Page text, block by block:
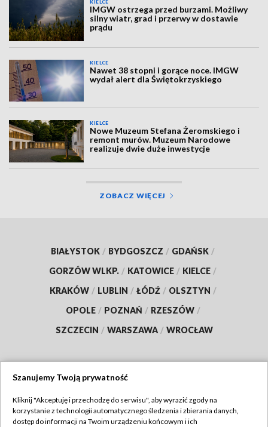
KIELCE
IMGW ostrzega przed burzami. Możliwy
silny wiatr, grad i przerwy w dostawie
prądu
KIELCE
Nawet 38 stopni i gorące noce. IMGW
wydał alert dla Świętokrzyskiego
KIELCE
Nowe Muzeum Stefana Żeromskiego i
remont murów. Muzeum Narodowe
realizuje dwie duże inwestycje
ZOBACZ WIĘCEJ
BIAŁYSTOK / BYDGOSZCZ / GDAŃSK /
GORZÓW WLKP. / KATOWICE / KIELCE /
KRAKÓW / LUBLIN / ŁÓDŹ / OLSZTYN /
OPOLE / POZNAŃ / RZESZÓW /
SZCZECIN / WARSZAWA / WROCŁAW
TVP
Szanujemy Twoją prywatność
Kliknij "Akceptuję i przechodzę do serwisu", aby wyrazić zgody na
korzystanie z technologii automatycznego śledzenia i zbierania danych,
dostęp do informacji na Twoim urządzeniu końcowym i ich